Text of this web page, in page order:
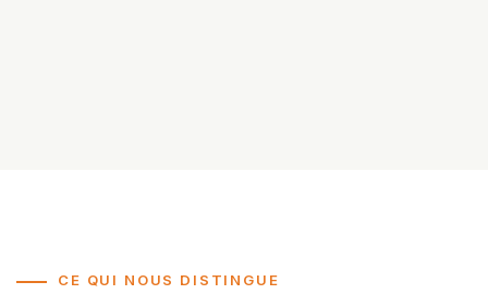
CE QUI NOUS DISTINGUE